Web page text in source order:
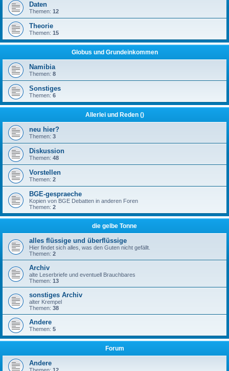
Daten
Themen: 12
Theorie
Themen: 15
Globus und Grundeinkommen
Namibia
Themen: 8
Sonstiges
Themen: 6
Allerlei und Reden ()
neu hier?
Themen: 3
Diskussion
Themen: 48
Vorstellen
Themen: 2
BGE-gespraeche
Kopien von BGE Debatten in anderen Foren
Themen: 2
die gelbe Tonne
alles flüssige und überflüssige
Hier findet sich alles, was den Guten nicht gefällt.
Themen: 2
Archiv
alte Leserbriefe und eventuell Brauchbares
Themen: 13
sonstiges Archiv
alter Krempel
Themen: 38
Andere
Themen: 5
Forum
Andere